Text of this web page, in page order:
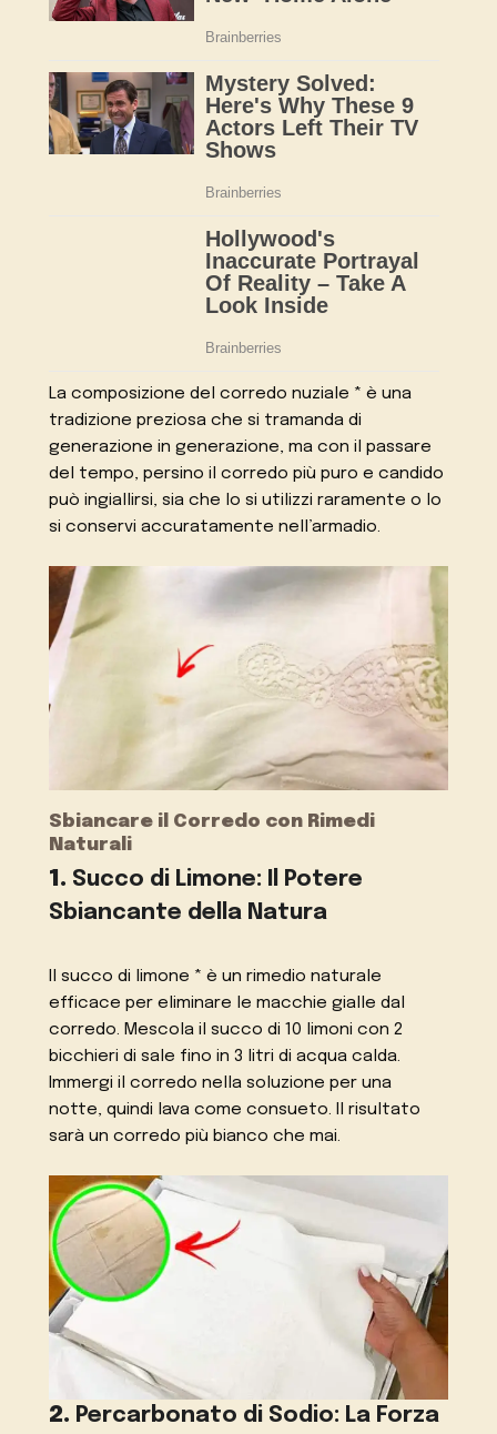
La composizione del corredo nuziale * è una
tradizione preziosa che si tramanda di
generazione in generazione, ma con il passare
del tempo, persino il corredo più puro e candido
può ingiallirsi, sia che lo si utilizzi raramente o lo
si conservi accuratamente nell’armadio.
Sbiancare il Corredo con Rimedi
Naturali
1. Succo di Limone: Il Potere
Sbiancante della Natura
Il succo di limone * è un rimedio naturale
efficace per eliminare le macchie gialle dal
corredo. Mescola il succo di 10 limoni con 2
bicchieri di sale fino in 3 litri di acqua calda.
Immergi il corredo nella soluzione per una
notte, quindi lava come consueto. Il risultato
sarà un corredo più bianco che mai.
2. Percarbonato di Sodio: La Forza